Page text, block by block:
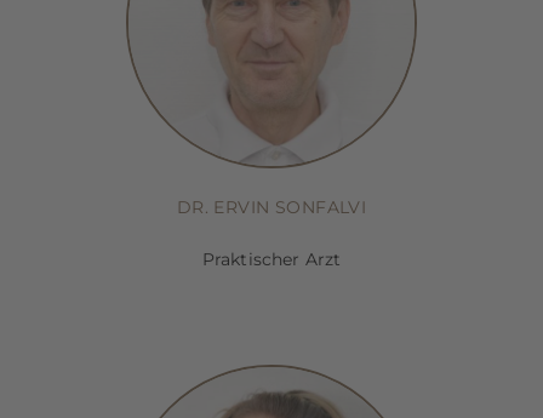
DR. ERVIN SONFALVI
Praktischer Arzt